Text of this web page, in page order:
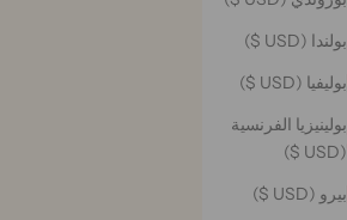
بولندا (USD $)
بوليفيا (USD $)
بولينيزيا الفرنسية
(USD $)
بيرو (USD $)